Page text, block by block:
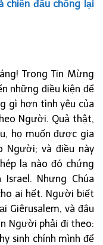
chiến đấu chống lại
Trong Tin Mừng
những điều kiện để
gì hơn tình yêu của
Người. Quả thật,
họ muốn được gia
Người; và điều này
lạ nào đó chứng
Nhưng Chúa
ai hết. Người biết
Giêrusalem, và đâu
Người phải đi theo:
sinh chính mình để